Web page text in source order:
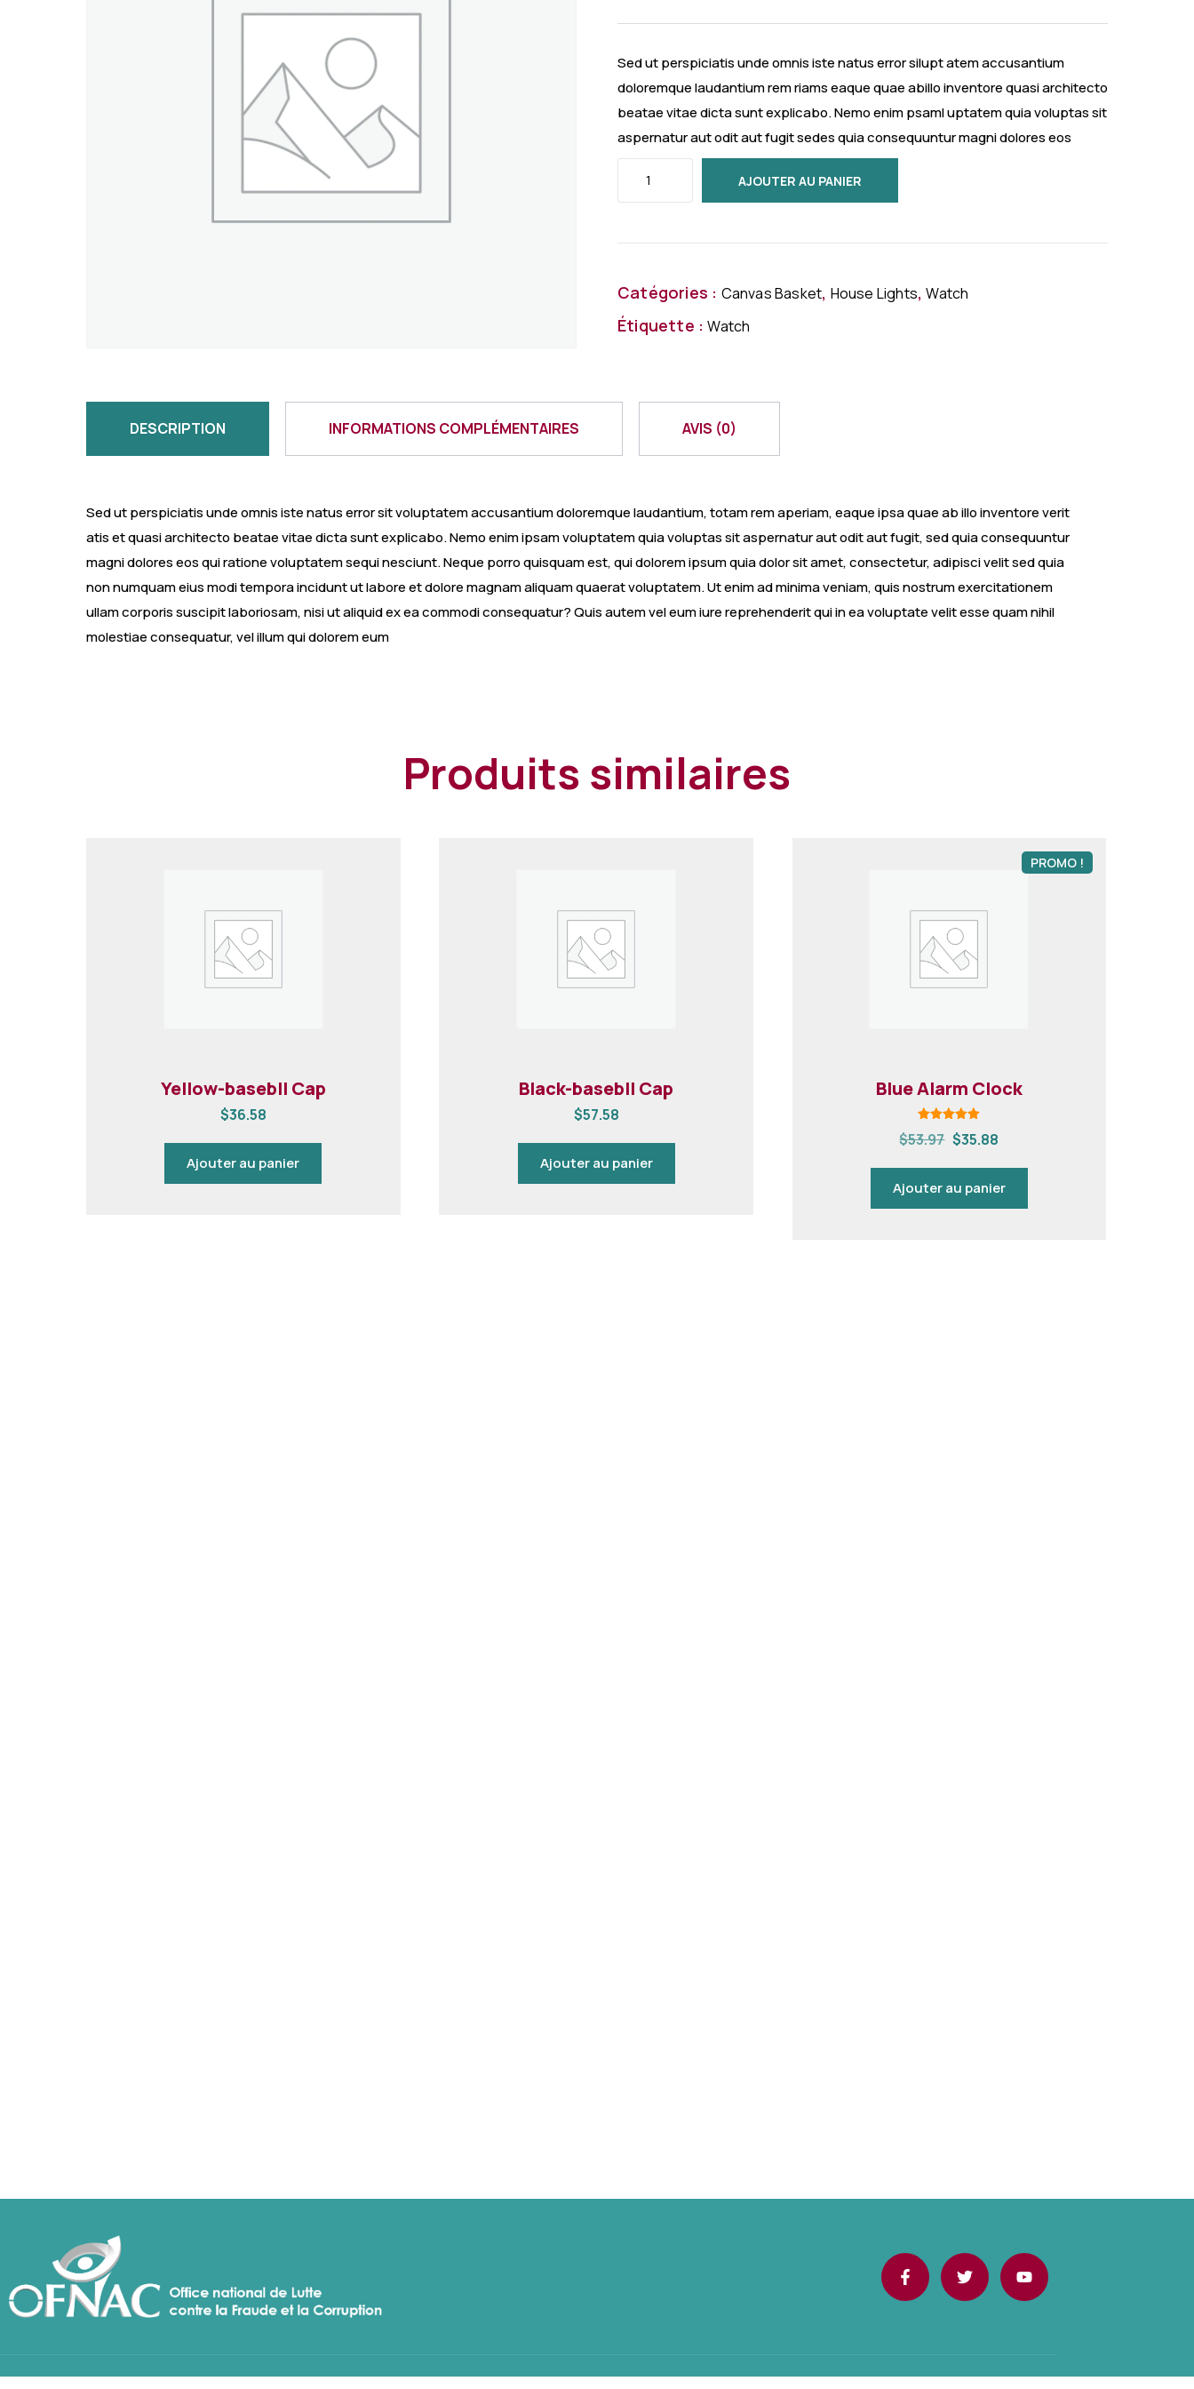
Sed ut perspiciatis unde omnis iste natus error silupt atem accusantium
doloremque laudantium rem riams eaque quae abillo inventore quasi architecto
beatae vitae dicta sunt explicabo. Nemo enim psaml uptatem quia voluptas sit
aspernatur aut odit aut fugit sedes quia consequuntur magni dolores eos
AJOUTER AU PANIER
Catégories : Canvas Basket, House Lights,Watch
Étiquette :Watch
DESCRIPTION INFORMATIONS COMPLÉMENTAIRES AVIS (0)
Sed ut perspiciatis unde omnis iste natus error sit voluptatem accusantium doloremque laudantium, totam rem aperiam, eaque ipsa quae ab illo inventore verit
atis et quasi architecto beatae vitae dicta sunt explicabo. Nemo enim ipsam voluptatem quia voluptas sit aspernatur aut odit aut fugit, sed quia consequuntur
magni dolores eos qui ratione voluptatem sequi nesciunt. Neque porro quisquam est, qui dolorem ipsum quia dolor sit amet, consectetur, adipisci velit sed quia
non numquam eius modi tempora incidunt ut labore et dolore magnam aliquam quaerat voluptatem. Ut enim ad minima veniam, quis nostrum exercitationem
ullam corporis suscipit laboriosam, nisi ut aliquid ex ea commodi consequatur? Quis autem vel eum iure reprehenderit qui in ea voluptate velit esse quam nihil
molestiae consequatur, vel illum qui dolorem eum
Produits similaires
Yellow-basebll Cap
$36.58
Ajouter au panier
Black-basebll Cap
$57.58
Ajouter au panier
PROMO !
Blue Alarm Clock
Note
5.00
$53.97 $35.88
Ajouter au panier